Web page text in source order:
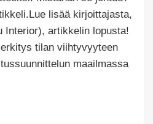
lisää kirjoittajasta,
Interior), artikkelin lopusta!
tilan viihtyvyyteen
maailmassa